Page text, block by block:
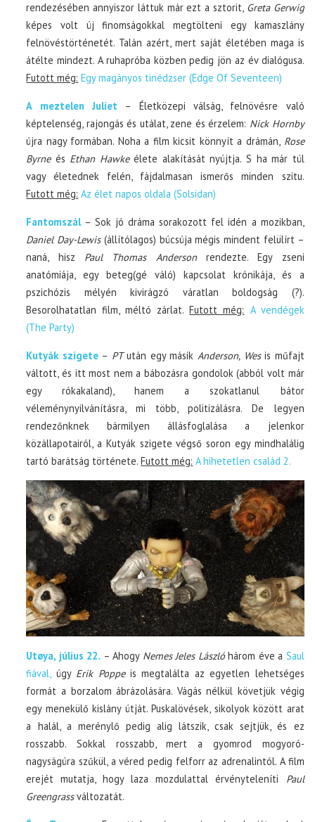
rendezésében annyiszor láttuk már ezt a sztorit, Greta Gerwig
képes volt új finomságokkal megtölteni egy kamaszlány
felnövéstörténetét. Talán azért, mert saját életében maga is
átélte mindezt. A ruhapróba közben pedig jön az év dialógusa.
Futott még: Egy magányos tinédzser (Edge Of Seventeen)
A meztelen Juliet – Életközepi válság, felnövésre való
képtelenség, rajongás és utálat, zene és érzelem: Nick Hornby
újra nagy formában. Noha a film kicsit könnyít a drámán, Rose
Byrneés Ethan Hawkeélete alakítását nyújtja. S ha már túl
vagy életednek felén, fájdalmasan ismerős minden szitu.
Futott még: Az élet napos oldala (Solsidan)
Fantomszál– Sok jó dráma sorakozott fel idén a mozikban,
Daniel Day-Lewis(állítólagos) búcsúja mégis mindent felülírt –
naná, hisz Paul Thomas Andersonrendezte. Egy zseni
anatómiája, egy beteg(gé váló) kapcsolat krónikája, és a
pszichózis mélyén kivirágzó váratlan boldogság (?).
Besorolhatatlan film, méltó zárlat.Futott még: A vendégek
(The Party)
Kutyák szigete– PTután egy másik Anderson, Wesis műfajt
váltott, és itt most nem a bábozásra gondolok (abból volt már
egy rókakaland), hanem a szokatlanul bátor
véleménynyilvánításra, mi több, politizálásra. De legyen
rendezőnknek bármilyen állásfoglalása a jelenkor
közállapotairól, a Kutyák szigete végső soron egy mindhalálig
tartó barátság története.Futott még: A hihetetlen család 2.
Utøya, július 22. – Ahogy Nemes Jeles Lászlóhárom éve a Saul
fiával,úgy Erik Poppeis megtalálta az egyetlen lehetséges
formát a borzalom ábrázolására. Vágás nélkül követjük végig
egy menekülő kislány útját. Puskalövések, sikolyok között arat
a halál, a merénylő pedig alig látszik, csak sejtjük, és ez
rosszabb. Sokkal rosszabb, mert a gyomrod mogyoró-
nagyságúra szűkül, a véred pedig felforr az adrenalintól. A film
erejét mutatja, hogy laza mozdulattal érvényteleníti Paul
Greengrassváltozatát.